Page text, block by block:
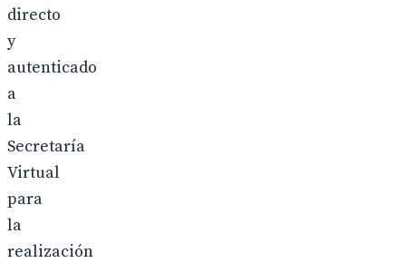
directo
y
autenticado
a
la
Secretaría
Virtual
para
la
realización